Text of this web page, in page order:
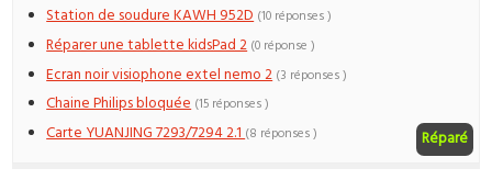
Station de soudure KAWH 952D (10 réponses )
Réparer une tablette kidsPad 2 (0 réponse )
Ecran noir visiophone extel nemo 2 (3 réponses )
Chaine Philips bloquée (15 réponses )
Carte YUANJING 7293/7294 2.1 Réparé
(8 réponses )